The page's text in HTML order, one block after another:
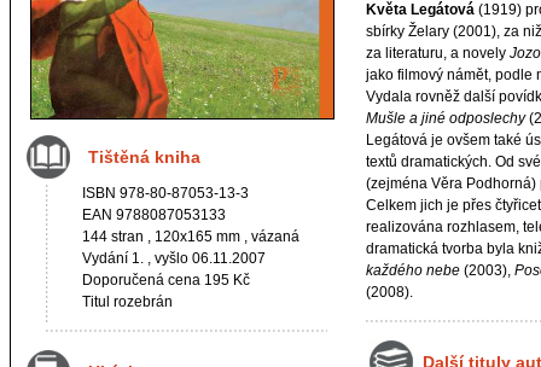
Tištěná kniha
ISBN 978-80-87053-13-3
EAN 9788087053133
144 stran , 120x165 mm , vázaná
Vydání 1. , vyšlo 06.11.2007
Doporučená cena 195 Kč
Titul rozebrán
Květa Legátová (1919)
sbírky Želary (2001), za
za literaturu, a novely
jako filmový námět, podle
Vydala rovněž další
Mušle a jiné odposlechy
Legátová je ovšem také
textů dramatických. Od
(zejména Věra
Celkem jich je přes
realizována rozhlasem,
dramatická tvorba byla
každého nebe (2003),
(2008).
Další tituly